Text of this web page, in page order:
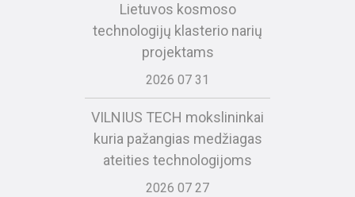
Lietuvos kosmoso
technologijų klasterio narių
projektams
2026 07 31
VILNIUS TECH mokslininkai
kuria pažangias medžiagas
ateities technologijoms
2026 07 27